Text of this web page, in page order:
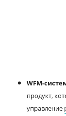
WFM-
продукт,
управление